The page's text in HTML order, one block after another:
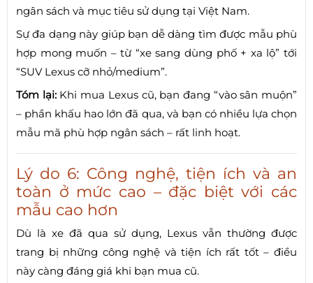
ngân sách và mục tiêu sử dụng tại Việt Nam.
Sự đa dạng này giúp bạn dễ dàng tìm được mẫu phù
hợp mong muốn – từ “xe sang dùng phố + xa lộ” tới
“SUV Lexus cỡ nhỏ/medium”.
Tóm lại:Khi mua Lexus cũ, bạn đang “vào sân muộn”
– phần khấu hao lớn đã qua, và bạn có nhiều lựa chọn
mẫu mã phù hợp ngân sách – rất linh hoạt.
Lý do 6: Công nghệ, tiện ích và an
toàn ở mức cao – đặc biệt với các
mẫu cao hơn
Dù là xe đã qua sử dụng, Lexus vẫn thường được
trang bị những công nghệ và tiện ích rất tốt – điều
này càng đáng giá khi bạn mua cũ.